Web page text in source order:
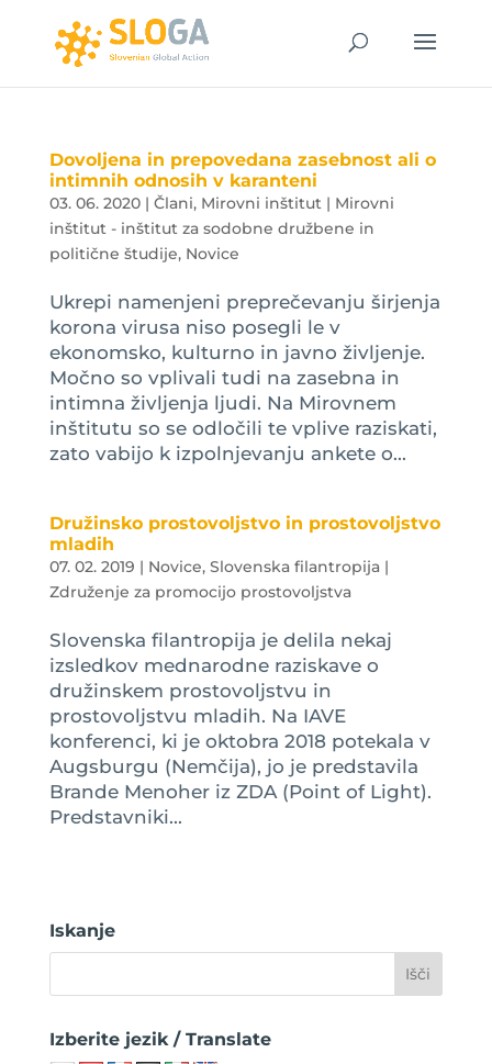
Dovoljena in prepovedana zasebnost ali o
intimnih odnosih v karanteni
03. 06. 2020| Člani, Mirovni inštitut | Mirovni
inštitut - inštitut za sodobne družbene in
politične študije, Novice
Ukrepi namenjeni preprečevanju širjenja
korona virusa niso posegli le v
ekonomsko, kulturno in javno življenje.
Močno so vplivali tudi na zasebna in
intimna življenja ljudi. Na Mirovnem
inštitutu so se odločili te vplive raziskati,
zato vabijo k izpolnjevanju ankete o...
Družinsko prostovoljstvo in prostovoljstvo
mladih
07. 02. 2019 | Novice, Slovenska filantropija |
Združenje za promocijo prostovoljstva
Slovenska filantropija je delila nekaj
izsledkov mednarodne raziskave o
družinskem prostovoljstvu in
prostovoljstvu mladih. Na IAVE
konferenci, ki je oktobra 2018 potekala v
Augsburgu (Nemčija), jo je predstavila
Brande Menoher iz ZDA (Point of Light).
Predstavniki...
Iskanje
Izberite jezik / Translate